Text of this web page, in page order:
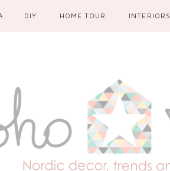
DIY HOME TOUR INTERIORS